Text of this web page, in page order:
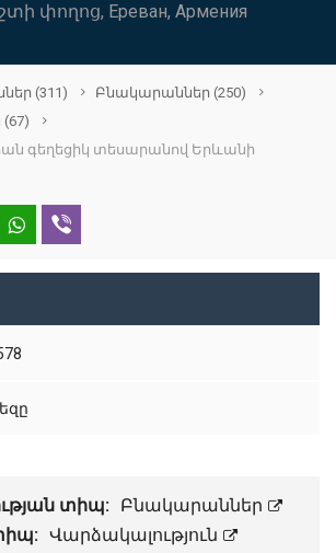
փողոց, Ереван, Армения
(311) Բնակարաններ (250)
(67)
գեղեցիկ տեսարանով Երևանի
տիպ: Բնակարաններ
Վարձակալություն